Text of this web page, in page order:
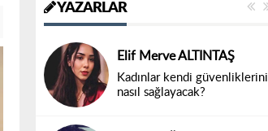
YAZARLAR
Elif Merve ALTINTAŞ
Kadınlar kendi güvenliklerini
nasıl sağlayacak?